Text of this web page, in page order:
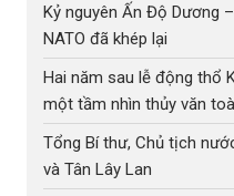
Kỷ nguyên Ấn Độ Dương
NATO đã khép lại
Hai năm sau lễ động thổ
một tầm nhìn thủy văn
Tổng Bí thư, Chủ tịch
và Tân Lây Lan